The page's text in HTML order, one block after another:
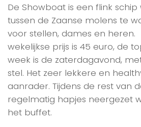
De Showboat is een flink
tussen de Zaanse molens te
voor stellen, dames en heren.
wekelijkse prijs is 45 euro, de
week is de zaterdagavond,
stel. Het zeer lekkere en
aanrader. Tijdens de rest van
regelmatig hapjes neergezet
het buffet.